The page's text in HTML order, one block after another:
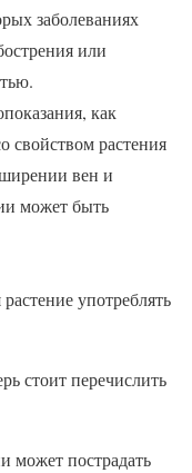
заболеваниях
или
как
свойством растения
вен и
может быть
употреблять
стоит перечислить
может пострадать